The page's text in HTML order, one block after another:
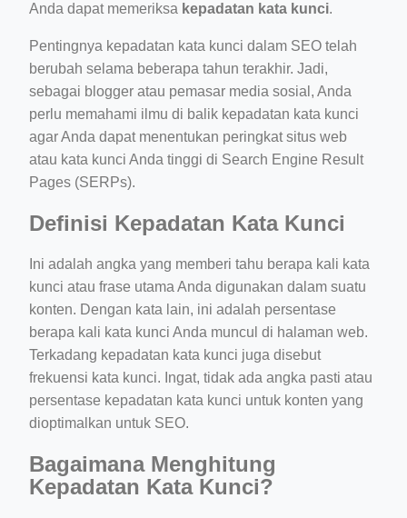
co-work?lat=37.49813&lng=127.0284&zoom=16
shredder-plant-equipment/scrap-shredder-fabrication
Anda dapat memeriksa kepadatan kata kunci.
Pentingnya kepadatan kata kunci dalam SEO telah
berubah selama beberapa tahun terakhir. Jadi,
sebagai blogger atau pemasar media sosial, Anda
perlu memahami ilmu di balik kepadatan kata kunci
agar Anda dapat menentukan peringkat situs web
atau kata kunci Anda tinggi di Search Engine Result
Pages (SERPs).
Definisi Kepadatan Kata Kunci
Ini adalah angka yang memberi tahu berapa kali kata
kunci atau frase utama Anda digunakan dalam suatu
konten. Dengan kata lain, ini adalah persentase
berapa kali kata kunci Anda muncul di halaman web.
Terkadang kepadatan kata kunci juga disebut
frekuensi kata kunci. Ingat, tidak ada angka pasti atau
persentase kepadatan kata kunci untuk konten yang
dioptimalkan untuk SEO.
Bagaimana Menghitung
Kepadatan Kata Kunci?